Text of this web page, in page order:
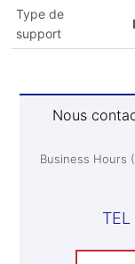
Type de
support
Nous
Business Hours